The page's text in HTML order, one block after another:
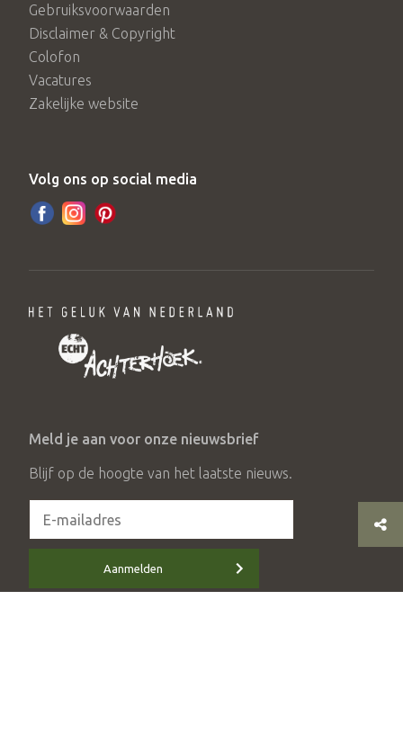
Gebruiksvoorwaarden
Disclaimer & Copyright
Colofon
Vacatures
Zakelijke website
Volg ons op social media
Meld je aan voor onze nieuwsbrief
Blijf op de hoogte van het laatste nieuws.
Aanmelden